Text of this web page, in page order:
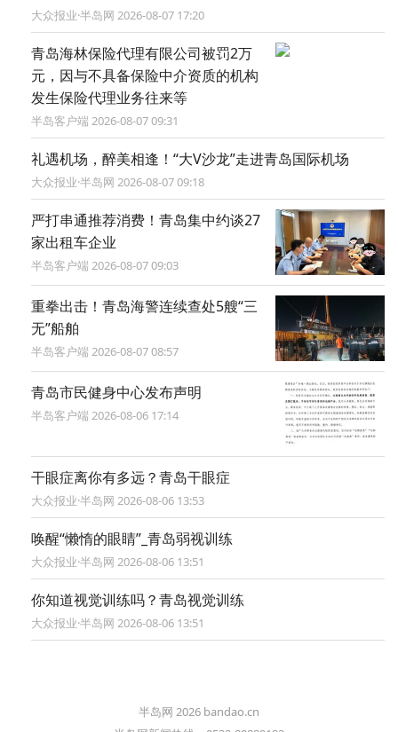
大众报业·半岛网 2026-08-07 17:20
青岛海林保险代理有限公司被罚2万
元，因与不具备保险中介资质的机构
发生保险代理业务往来等
半岛客户端 2026-08-07 09:31
礼遇机场，醉美相逢！“大V沙龙”走进青岛国际机场
大众报业·半岛网 2026-08-07 09:18
严打串通推荐消费！青岛集中约谈27
家出租车企业
半岛客户端 2026-08-07 09:03
重拳出击！青岛海警连续查处5艘“三
无”船舶
半岛客户端 2026-08-07 08:57
青岛市民健身中心发布声明
半岛客户端 2026-08-06 17:14
干眼症离你有多远？青岛干眼症
大众报业·半岛网 2026-08-06 13:53
唤醒“懒惰的眼睛”_青岛弱视训练
大众报业·半岛网 2026-08-06 13:51
你知道视觉训练吗？青岛视觉训练
大众报业·半岛网 2026-08-06 13:51
半岛网 2026 bandao.cn